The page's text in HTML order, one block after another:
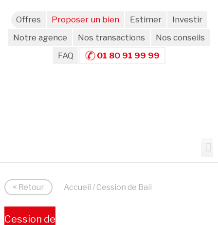
Offres Proposer un bien Estimer
Investir
Notre agence
Nos transactions
Nos conseils
FAQ
01 80 91 99 99
< Retour Accueil / Cession de Bail
Cession de